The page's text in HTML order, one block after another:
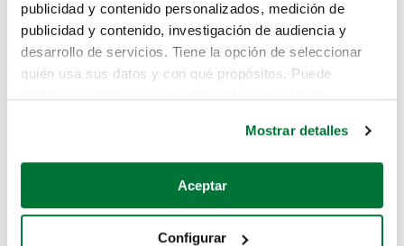
publicidad y contenido personalizados, medición de
publicidad y contenido, investigación de audiencia y
desarrollo de servicios. Tiene la opción de seleccionar
quién usa sus datos y con qué propósitos. Puede
Si lo permite, también quisiéramos:
Recopilar información sobre su ubicación geográfica
Mostrar detalles
Aceptar
Configurar